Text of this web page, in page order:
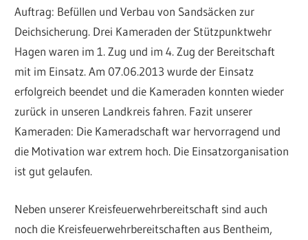
Auftrag: Befüllen und Verbau von Sandsäcken zur
Deichsicherung. Drei Kameraden der Stützpunktwehr
Hagen waren im 1. Zug und im 4. Zug der Bereitschaft
mit im Einsatz. Am 07.06.2013 wurde der Einsatz
erfolgreich beendet und die Kameraden konnten wieder
zurück in unseren Landkreis fahren. Fazit unserer
Kameraden: Die Kameradschaft war hervorragend und
die Motivation war extrem hoch. Die Einsatzorganisation
ist gut gelaufen.
Neben unserer Kreisfeuerwehrbereitschaft sind auch
noch die Kreisfeuerwehrbereitschaften aus Bentheim,